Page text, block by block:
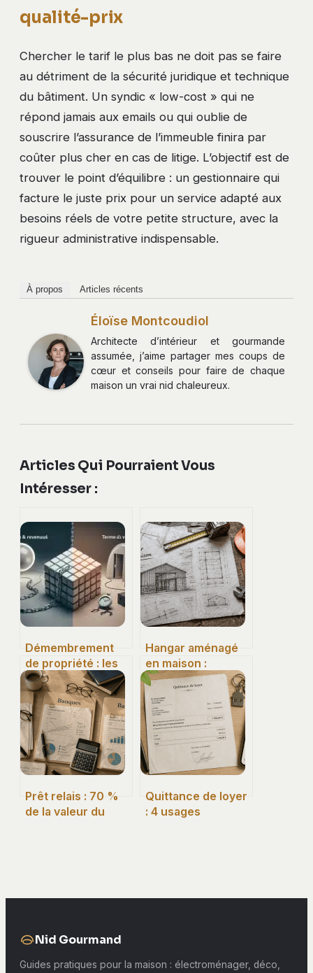
qualité-prix
Chercher le tarif le plus bas ne doit pas se faire
au détriment de la sécurité juridique et technique
du bâtiment. Un syndic « low-cost » qui ne
répond jamais aux emails ou qui oublie de
souscrire l’assurance de l’immeuble finira par
coûter plus cher en cas de litige. L’objectif est de
trouver le point d’équilibre : un gestionnaire qui
facture le juste prix pour un service adapté aux
besoins réels de votre petite structure, avec la
rigueur administrative indispensable.
À propos Articles récents
Éloïse Montcoudiol
Architecte d’intérieur et gourmande
assumée, j’aime partager mes coups de
cœur et conseils pour faire de chaque
maison un vrai nid chaleureux.
Articles Qui Pourraient Vous
Intéresser :
Démembrement
de propriété : les
risques financiers
et blocages
juridiques à
anticiper
Hangar aménagé
en maison :
transformer un
volume industriel
en habitat
confortable sans
erreur
administrative
Prêt relais : 70 %
de la valeur du
Quittance de loyer
: 4 usages
Nid Gourmand
Guides pratiques pour la maison : électroménager, déco,